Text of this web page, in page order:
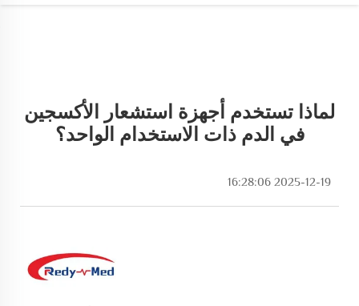
لماذا تستخدم أجهزة استشعار الأكسجين
في الدم ذات الاستخدام الواحد؟
2025-12-19 16:28:06